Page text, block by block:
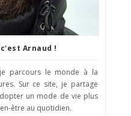
Arnaud !
parcours le monde à la
Sur ce site, je partage
un mode de vie plus
être au quotidien.